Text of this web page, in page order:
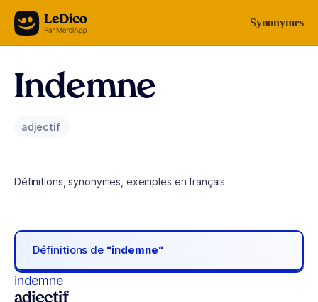
Aller au contenu Synonymes
Indemne
adjectif
Définitions, synonymes, exemples en français
Définitions de “indemne“
indemne
adjectif